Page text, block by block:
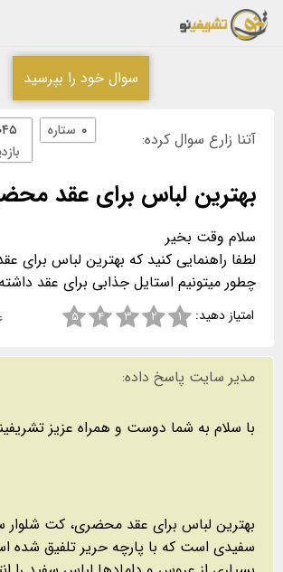
سوال خود را بپرسید
آتنا زارع سوال کرده: ۰ ستاره
بهترین لباس برای عقد
لطفا راهنمایی کنید که بهترین لباس
چطور میتونیم استایل جذابی برای عقد
امتیاز دهید: ۱ ۲ ۳ ۴ ۵ ۲۶
مدیر سایت پاسخ داده:
با سلام به شما دوست و همراه عزیز
بهترین لباس برای عقد محضری، کت شلوار
سفیدی است که با پارچه حریر تلفیق شده